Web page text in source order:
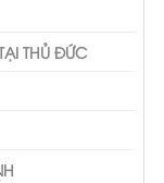
THỦ ĐỨC